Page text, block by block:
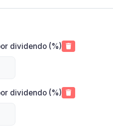
dividendo (%)
dividendo (%)